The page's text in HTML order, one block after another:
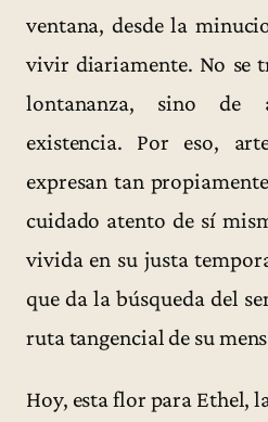
ventana, desde la
vivir diariamente. No se
lontananza, sino de
existencia. Por eso,
expresan tan
cuidado atento de sí
vivida en su justa
que da la búsqueda del
ruta tangencial de su
Hoy, esta flor para Ethel,